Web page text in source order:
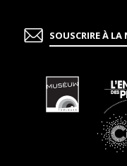
SOUSCRIRE À LA
En
plus